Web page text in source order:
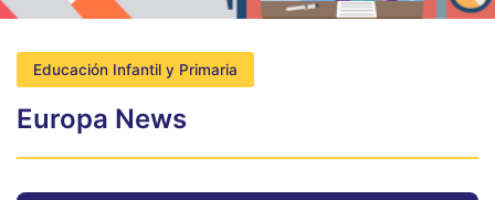
Educación Infantil y Primaria
Europa News